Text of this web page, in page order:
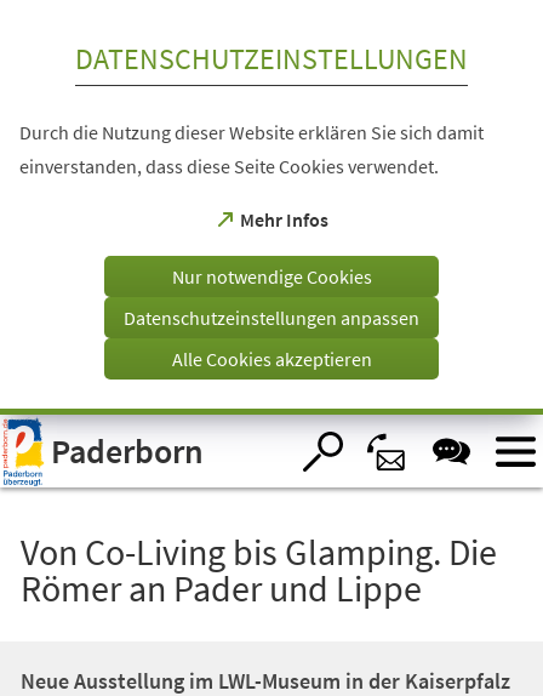
Visuelle
Assistenzsoftware
öffnen.
DATENSCHUTZEINSTELLUNGEN
Durch die Nutzung dieser Website erklären Sie sich damit
einverstanden, dass diese Seite Cookies verwendet.
Mehr Infos
(Öffnet
einem
Tab)
Nur notwendige Cookies
Datenschutzeinstellungen anpassen
Alle Cookies akzeptieren
Paderborn
Von Co-Living bis Glamping. Die
Römer an Pader und Lippe
Neue Ausstellung im LWL-Museum in der Kaiserpfalz